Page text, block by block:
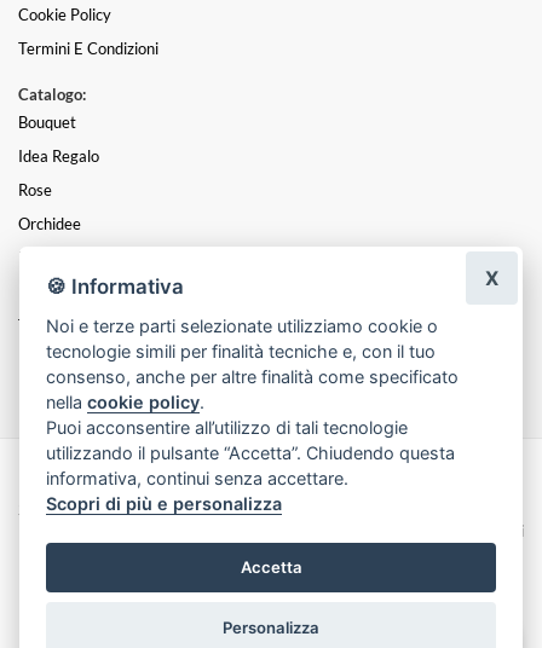
Cookie Policy
Termini E Condizioni
Catalogo:
Bouquet
Idea Regalo
Rose
Orchidee
Piante
Funebre
Terrario
Mazzi
Made with byInfoser.it- Realizzazione Siti ecommerce per Fioristi
2026
Termini e Condizioni
🍪 Informativa
Noi e terze parti selezionate utilizziamo cookie o
tecnologie simili per finalità tecniche e, con il tuo
consenso, anche per altre finalità come specificato
nellacookie policy.
Puoi acconsentire all’utilizzo di tali tecnologie
utilizzando il pulsante “Accetta”. Chiudendo questa
informativa, continui senza accettare.
Scopri di più e personalizza
Accetta
Personalizza
X